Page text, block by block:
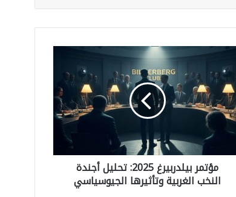
مؤتمر بيلدربيرغ 2025: تحليل أجندة
النخب الغربية وتأثيرها الجيوسياسي